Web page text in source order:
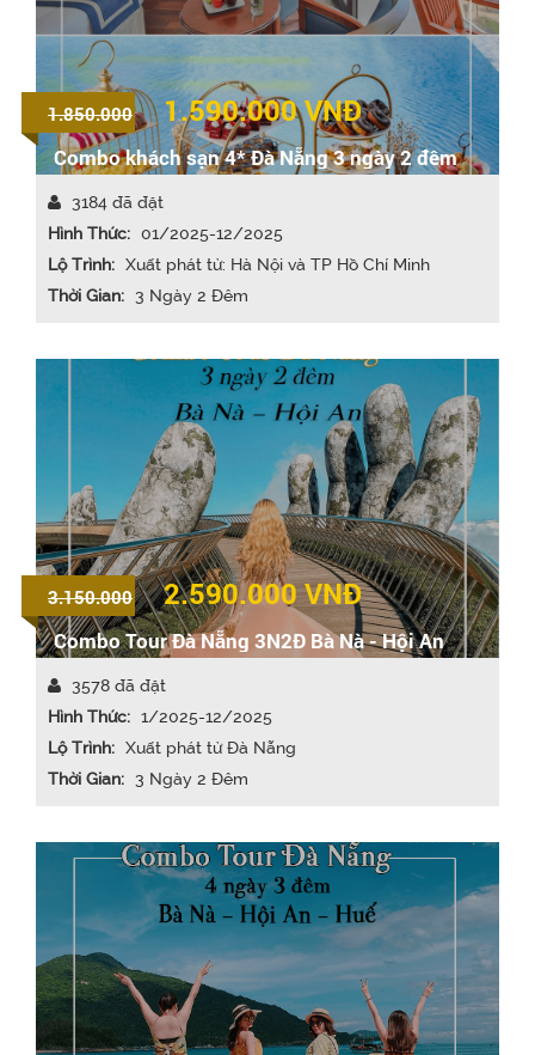
1.850.000 1.590.000VNĐ
Combo khách sạn 4* Đà Nẵng 3 ngày 2 đêm
3184 đã đặt
Hình Thức: 01/2025-12/2025
Lộ Trình: Xuất phát từ: Hà Nội và TP Hồ Chí Minh
Thời Gian: 3 Ngày 2 Đêm
3.150.000 2.590.000VNĐ
Combo Tour Đà Nẵng 3N2Đ Bà Nà - Hội An
3578 đã đặt
Hình Thức: 1/2025-12/2025
Lộ Trình: Xuất phát từ Đà Nẵng
Thời Gian: 3 Ngày 2 Đêm